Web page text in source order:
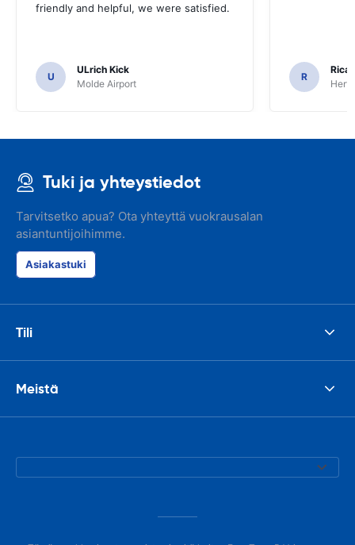
friendly and helpful, we were satisfied.
U
ULrich Kick
Molde Airport
R
Tuki ja yhteystiedot
Tarvitsetko apua? Ota yhteyttä vuokrausalan
asiantuntijoihimme.
Asiakastuki
Tili
Meistä